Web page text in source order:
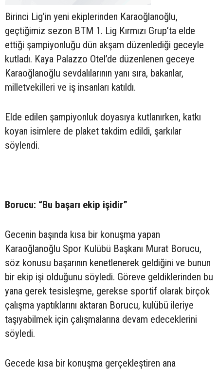
Birinci Lig’in yeni ekiplerinden Karaoğlanoğlu,
geçtiğimiz sezon BTM 1. Lig Kırmızı Grup’ta elde
ettiği şampiyonluğu dün akşam düzenlediği geceyle
kutladı. Kaya Palazzo Otel’de düzenlenen geceye
Karaoğlanoğlu sevdalılarının yanı sıra, bakanlar,
milletvekilleri ve iş insanları katıldı.
Elde edilen şampiyonluk doyasıya kutlanırken, katkı
koyan isimlere de plaket takdim edildi, şarkılar
söylendi.
Borucu: “Bu başarı ekip işidir”
Gecenin başında kısa bir konuşma yapan
Karaoğlanoğlu Spor Kulübü Başkanı Murat Borucu,
söz konusu başarının kenetlenerek geldiğini ve bunun
bir ekip işi olduğunu söyledi. Göreve geldiklerinden bu
yana gerek tesisleşme, gerekse sportif olarak birçok
çalışma yaptıklarını aktaran Borucu, kulübü ileriye
taşıyabilmek için çalışmalarına devam edeceklerini
söyledi.
Gecede kısa bir konuşma gerçekleştiren ana